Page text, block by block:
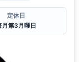
定休日
月第3月曜日